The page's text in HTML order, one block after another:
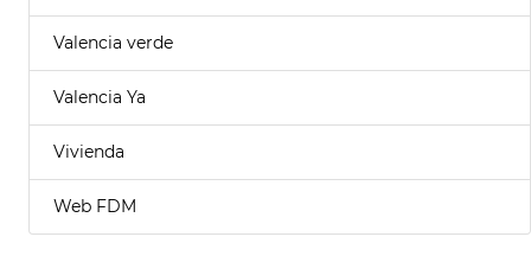
Valencia verde
Valencia Ya
Vivienda
Web FDM